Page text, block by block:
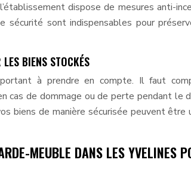
dispose de mesures anti-
sont indispensables pour
BIENS STOCKÉS
à prendre en compte. Il faut
cas de dommage ou de perte pendant le
biens de manière sécurisée peuvent être
MEUBLE DANS LES YVELINES